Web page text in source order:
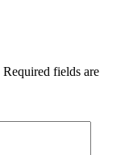
Required fields are